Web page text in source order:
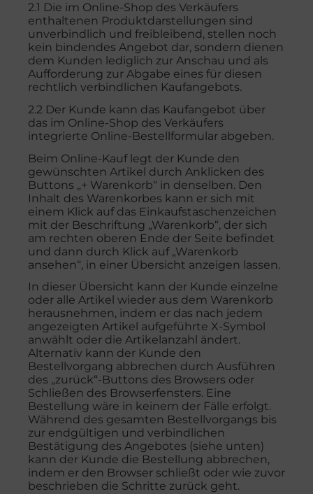
2.1 Die im Online-Shop des Verkäufers
enthaltenen Produktdarstellungen sind
unverbindlich und freibleibend, stellen noch
kein bindendes Angebot dar, sondern dienen
dem Kunden lediglich zur Anschau und als
Aufforderung zur Abgabe eines für diesen
rechtlich verbindlichen Kaufangebots.
2.2 Der Kunde kann das Kaufangebot über
das im Online-Shop des Verkäufers
integrierte Online-Bestellformular abgeben.
Beim Online-Kauf legt der Kunde den
gewünschten Artikel durch Anklicken des
Buttons „+ Warenkorb“ in denselben. Den
Inhalt des Warenkorbes kann er sich mit
einem Klick auf das Einkaufstaschenzeichen
mit der Beschriftung „Warenkorb“, der sich
am rechten oberen Ende der Seite befindet
und dann durch Klick auf „Warenkorb
ansehen“, in einer Übersicht anzeigen lassen.
In dieser Übersicht kann der Kunde einzelne
oder alle Artikel wieder aus dem Warenkorb
herausnehmen, indem er das nach jedem
angezeigten Artikel aufgeführte X-Symbol
anwählt oder die Artikelanzahl ändert.
Alternativ kann der Kunde den
Bestellvorgang abbrechen durch Ausführen
des „zurück“-Buttons des Browsers oder
Schließen des Browserfensters. Eine
Bestellung wäre in keinem der Fälle erfolgt.
Während des gesamten Bestellvorgangs bis
zur endgültigen und verbindlichen
Bestätigung des Angebotes (siehe unten)
kann der Kunde die Bestellung abbrechen,
indem er den Browser schließt oder wie zuvor
beschrieben die Schritte zurück geht.